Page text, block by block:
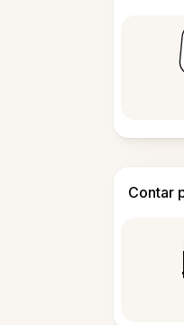
Contar